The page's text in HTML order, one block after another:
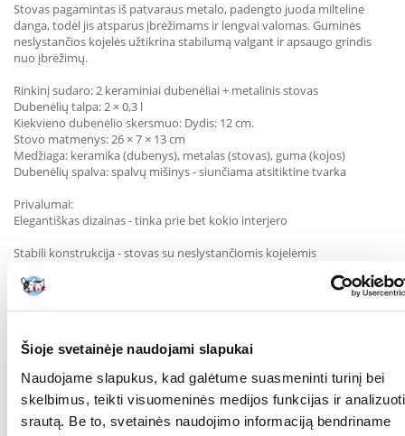
Šioje svetainėje naudojami slapukai
Naudojame slapukus, kad galėtume suasmeninti turinį bei
skelbimus, teikti visuomeninės medijos funkcijas ir analizuoti
srautą. Be to, svetainės naudojimo informaciją bendriname
Stovas pagamintas iš patvaraus metalo, padengto juoda milteline
danga, todėl jis atsparus įbrėžimams ir lengvai valomas. Guminės
neslystančios kojelės užtikrina stabilumą valgant ir apsaugo grindis
nuo įbrėžimų.
Rinkinį sudaro: 2 keraminiai dubenėliai + metalinis stovas
Dubenėlių talpa: 2 × 0,3 l
Kiekvieno dubenėlio skersmuo: Dydis: 12 cm.
Stovo matmenys: 26 × 7 × 13 cm
Medžiaga: keramika (dubenys), metalas (stovas), guma (kojos)
Dubenėlių spalva: spalvų mišinys - siunčiama atsitiktine tvarka
Privalumai:
Elegantiškas dizainas - tinka prie bet kokio interjero
Stabili konstrukcija - stovas su neslystančiomis kojelėmis
Lengva valyti - dubenėlius galima plauti indaplovėje
Ergonomiškas maisto ir vandens padavimas - dubenėliai išdėstyti
Parametrai